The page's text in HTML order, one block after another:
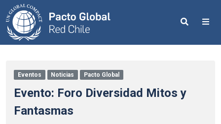
Search
Eventos Noticias Pacto Global
Evento: Foro Diversidad Mitos y
Fantasmas